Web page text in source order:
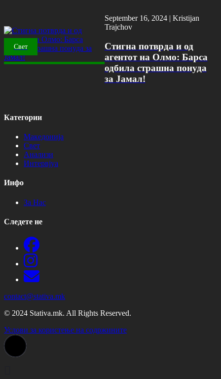
Свет
September 16, 2024 | Kristijan
Trajchov
Стигна потврда и од
агентот на Олмо: Барса
одбила страшна понуда
за Јамал!
Категории
Македонија
Свет
Анализи
Интервјуа
Инфо
За Нас
Следете не
contact@stativa.mk
© 2024 Stativa.mk. All Rights Reserved.
Услови за користење на содржините